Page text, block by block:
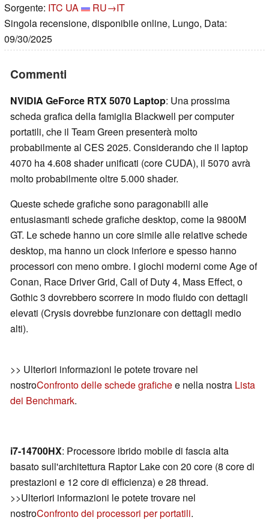
Sorgente: ITC UA
RU→IT
Singola recensione, disponibile online, Lungo, Data:
09/30/2025
Commenti
NVIDIA GeForce RTX 5070 Laptop: Una prossima
scheda grafica della famiglia Blackwell per computer
portatili, che il Team Green presenterà molto
probabilmente al CES 2025. Considerando che il laptop
4070 ha 4.608 shader unificati (core CUDA), il 5070 avrà
molto probabilmente oltre 5.000 shader.
Queste schede grafiche sono paragonabili alle
entusiasmanti schede grafiche desktop, come la 9800M
GT. Le schede hanno un core simile alle relative schede
desktop, ma hanno un clock inferiore e spesso hanno
processori con meno ombre. I giochi moderni come Age of
Conan, Race Driver Grid, Call of Duty 4, Mass Effect, o
Gothic 3 dovrebbero scorrere in modo fluido con dettagli
elevati (Crysis dovrebbe funzionare con dettagli medio
alti).
>> Ulteriori informazioni le potete trovare nel
nostroConfronto delle schede grafichee nella nostra Lista
dei Benchmark.
i7-14700HX: Processore ibrido mobile di fascia alta
basato sull'architettura Raptor Lake con 20 core (8 core di
prestazioni e 12 core di efficienza) e 28 thread.
>>Ulteriori informazioni le potete trovare nel
nostroConfronto dei processori per portatili.